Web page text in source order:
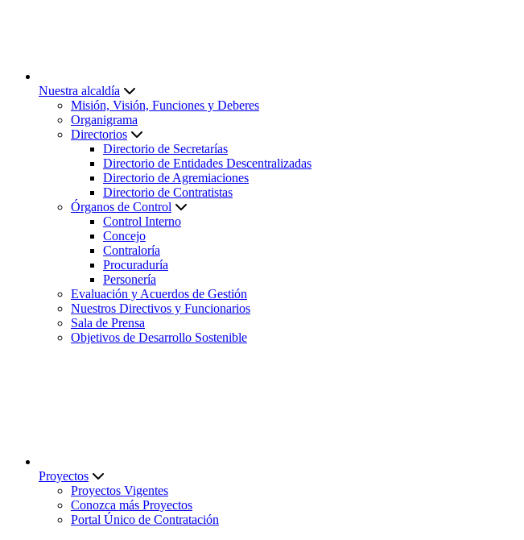
Nuestra alcaldía
Misión, Visión, Funciones y Deberes
Organigrama
Directorios
Directorio de Secretarías
Directorio de Entidades Descentralizadas
Directorio de Agremiaciones
Directorio de Contratistas
Órganos de Control
Control Interno
Concejo
Contraloría
Procuraduría
Personería
Evaluación y Acuerdos de Gestión
Nuestros Directivos y Funcionarios
Sala de Prensa
Objetivos de Desarrollo Sostenible
Proyectos
Proyectos Vigentes
Conozca más Proyectos
Portal Único de Contratación